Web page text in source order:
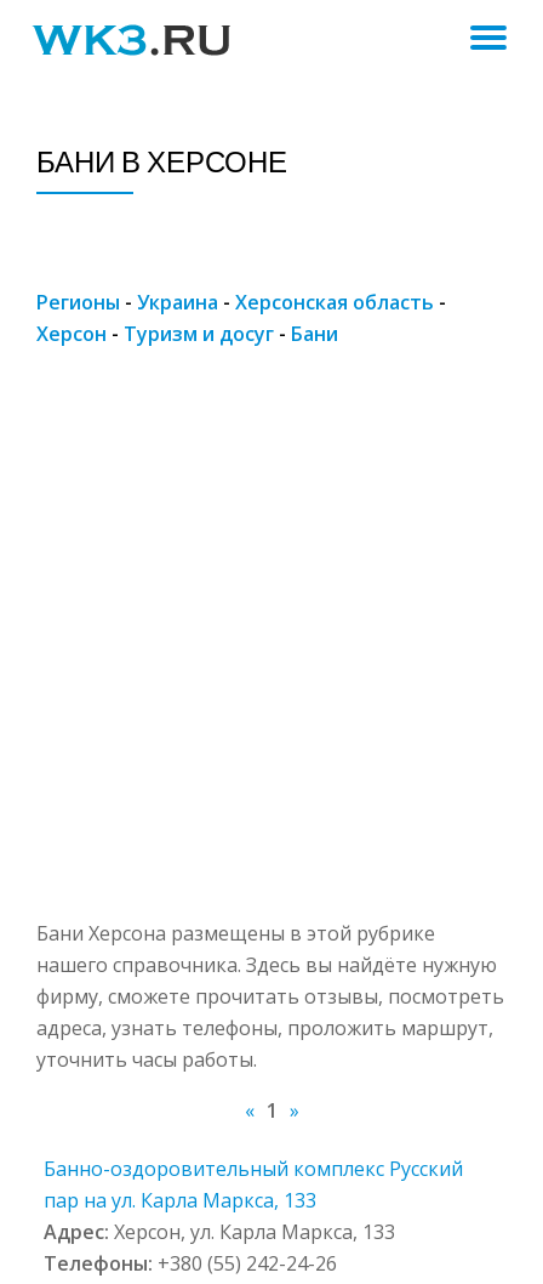
БАНИ В ХЕРСОНЕ
Регионы - Украина - Херсонская область -
Херсон - Туризм и досуг - Бани
Бани Херсона размещены в этой рубрике
нашего справочника. Здесь вы найдёте нужную
фирму, сможете прочитать отзывы, посмотреть
адреса, узнать телефоны, проложить маршрут,
уточнить часы работы.
« 1 »
Банно-оздоровительный комплекс Русский
пар на ул. Карла Маркса, 133
Адрес:Херсон, ул. Карла Маркса, 133
Телефоны: +380 (55) 242-24-26